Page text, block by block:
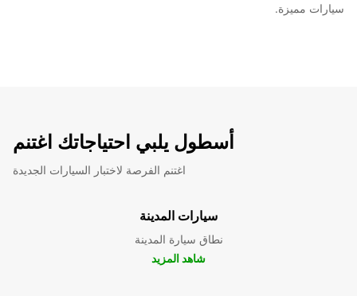
سيارات مميزة.
أسطول يلبي احتياجاتك اغتنم
اغتنم الفرصة لاختبار السيارات الجديدة
سيارات المدينة
نطاق سيارة المدينة
شاهد المزيد